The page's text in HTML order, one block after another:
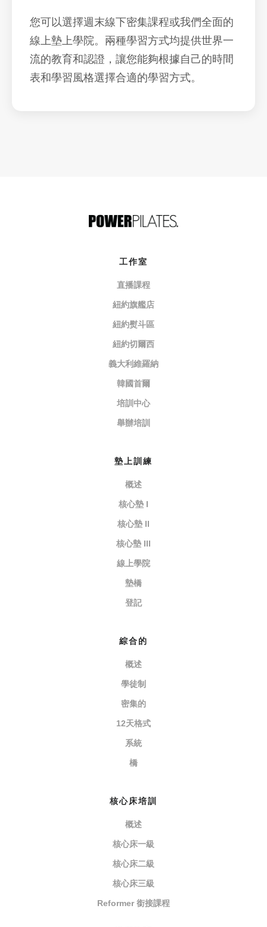
您可以選擇週末線下密集課程或我們全面的
線上墊上學院。兩種學習方式均提供世界一
流的教育和認證，讓您能夠根據自己的時間
表和學習風格選擇合適的學習方式。
工作室
直播課程
紐約旗艦店
紐約熨斗區
紐約切爾西
義大利維羅納
韓國首爾
培訓中心
舉辦培訓
墊上訓練
概述
核心墊 I
核心墊 II
核心墊 III
線上學院
墊橋
登記
綜合的
概述
學徒制
密集的
12天格式
系統
橋
核心床培訓
概述
核心床一級
核心床二級
核心床三級
Reformer 銜接課程